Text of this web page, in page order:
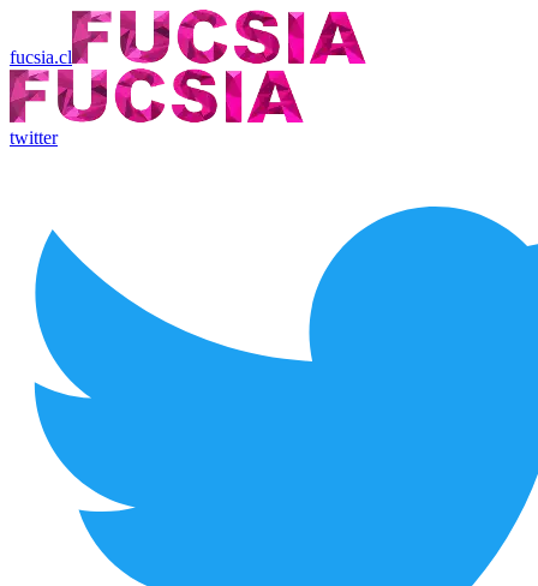
fucsia.cl
twitter